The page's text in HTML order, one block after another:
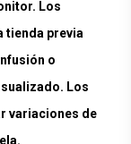
Los
tienda previa
o
Los
variaciones de